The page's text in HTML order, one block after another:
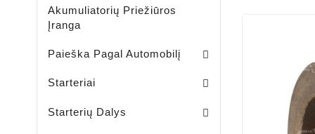
Akumuliatorių Priežiūros
Įranga
Paieška Pagal Automobilį
Starteriai
Starterių Dalys